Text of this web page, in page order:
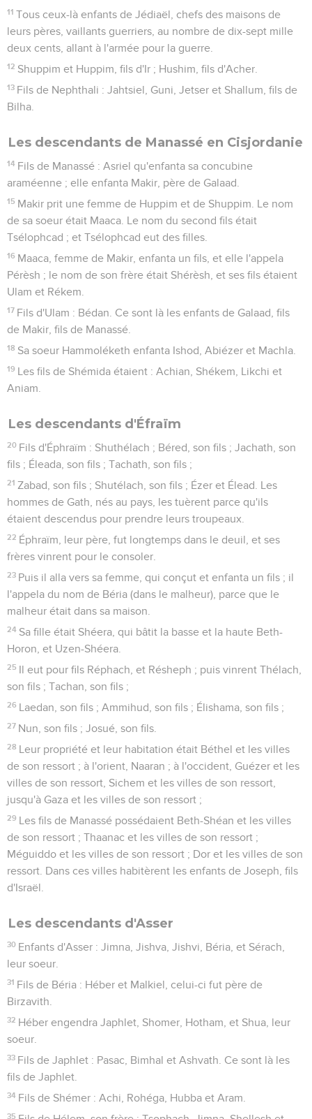
11 Tous ceux-là enfants de Jédiaël, chefs des maisons de
leurs pères, vaillants guerriers, au nombre de dix-sept mille
deux cents, allant à l'armée pour la guerre.
12 Shuppim et Huppim, fils d'Ir ; Hushim, fils d'Acher.
13 Fils de Nephthali : Jahtsiel, Guni, Jetser et Shallum, fils de
Bilha.
Les descendants de Manassé en Cisjordanie
14 Fils de Manassé : Asriel qu'enfanta sa concubine
araméenne ; elle enfanta Makir, père de Galaad.
15 Makir prit une femme de Huppim et de Shuppim. Le nom
de sa soeur était Maaca. Le nom du second fils était
Tsélophcad ; et Tsélophcad eut des filles.
16 Maaca, femme de Makir, enfanta un fils, et elle l'appela
Pérèsh ; le nom de son frère était Shérèsh, et ses fils étaient
Ulam et Rékem.
17 Fils d'Ulam : Bédan. Ce sont là les enfants de Galaad, fils
de Makir, fils de Manassé.
18 Sa soeur Hammoléketh enfanta Ishod, Abiézer et Machla.
19 Les fils de Shémida étaient : Achian, Shékem, Likchi et
Aniam.
Les descendants d'Éfraïm
20 Fils d'Éphraïm : Shuthélach ; Béred, son fils ; Jachath, son
fils ; Éleada, son fils ; Tachath, son fils ;
21 Zabad, son fils ; Shutélach, son fils ; Ézer et Élead. Les
hommes de Gath, nés au pays, les tuèrent parce qu'ils
étaient descendus pour prendre leurs troupeaux.
22 Éphraïm, leur père, fut longtemps dans le deuil, et ses
frères vinrent pour le consoler.
23 Puis il alla vers sa femme, qui conçut et enfanta un fils ; il
l'appela du nom de Béria (dans le malheur), parce que le
malheur était dans sa maison.
24 Sa fille était Shéera, qui bâtit la basse et la haute Beth-
Horon, et Uzen-Shéera.
25 Il eut pour fils Réphach, et Résheph ; puis vinrent Thélach,
son fils ; Tachan, son fils ;
26 Laedan, son fils ; Ammihud, son fils ; Élishama, son fils ;
27 Nun, son fils ; Josué, son fils.
28 Leur propriété et leur habitation était Béthel et les villes
de son ressort ; à l'orient, Naaran ; à l'occident, Guézer et les
villes de son ressort, Sichem et les villes de son ressort,
jusqu'à Gaza et les villes de son ressort ;
29 Les fils de Manassé possédaient Beth-Shéan et les villes
de son ressort ; Thaanac et les villes de son ressort ;
Méguiddo et les villes de son ressort ; Dor et les villes de son
ressort. Dans ces villes habitèrent les enfants de Joseph, fils
d'Israël.
Les descendants d'Asser
30 Enfants d'Asser : Jimna, Jishva, Jishvi, Béria, et Sérach,
leur soeur.
31 Fils de Béria : Héber et Malkiel, celui-ci fut père de
Birzavith.
32 Héber engendra Japhlet, Shomer, Hotham, et Shua, leur
soeur.
33 Fils de Japhlet : Pasac, Bimhal et Ashvath. Ce sont là les
fils de Japhlet.
34 Fils de Shémer : Achi, Rohéga, Hubba et Aram.
35